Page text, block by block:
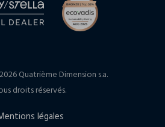
Quatrième Dimension s.a.
droits réservés.
légales